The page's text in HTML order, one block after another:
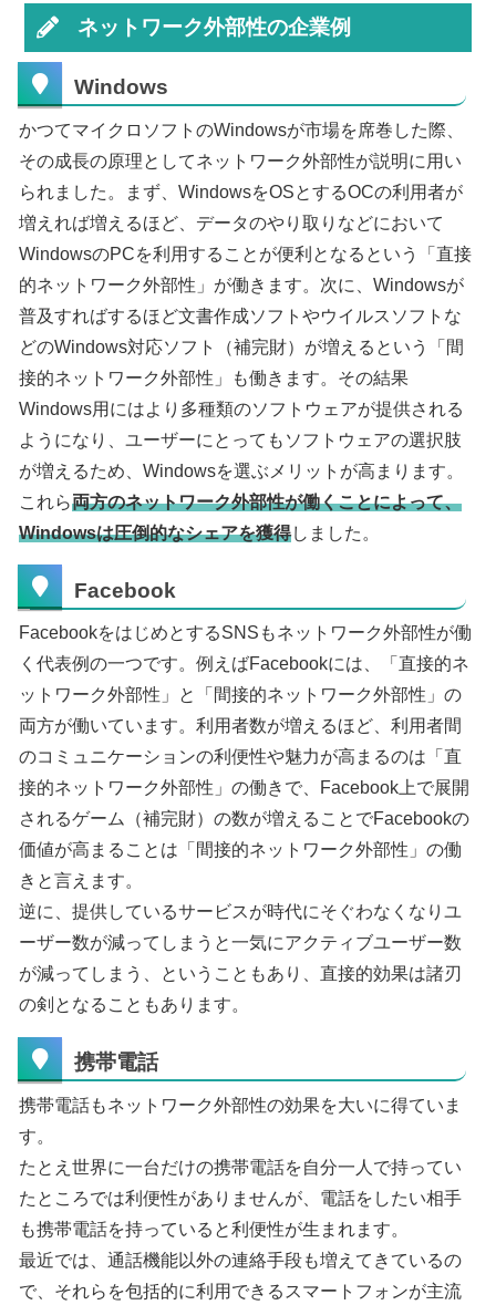
ネットワーク外部性の企業例
Windows
かつてマイクロソフトのWindowsが市場を席巻した際、
その成長の原理としてネットワーク外部性が説明に用い
られました。まず、WindowsをOSとするOCの利用者が
増えれば増えるほど、データのやり取りなどにおいて
WindowsのPCを利用することが便利となるという「直接
的ネットワーク外部性」が働きます。次に、Windowsが
普及すればするほど文書作成ソフトやウイルスソフトな
どのWindows対応ソフト（補完財）が増えるという「間
接的ネットワーク外部性」も働きます。その結果
Windows用にはより多種類のソフトウェアが提供される
ようになり、ユーザーにとってもソフトウェアの選択肢
が増えるため、Windowsを選ぶメリットが高まります。
これら両方のネットワーク外部性が働くことによって、
Windowsは圧倒的なシェアを獲得しました。
Facebook
FacebookをはじめとするSNSもネットワーク外部性が働
く代表例の一つです。例えばFacebookには、「直接的ネ
ットワーク外部性」と「間接的ネットワーク外部性」の
両方が働いています。利用者数が増えるほど、利用者間
のコミュニケーションの利便性や魅力が高まるのは「直
接的ネットワーク外部性」の働きで、Facebook上で展開
されるゲーム（補完財）の数が増えることでFacebookの
価値が高まることは「間接的ネットワーク外部性」の働
きと言えます。
逆に、提供しているサービスが時代にそぐわなくなりユ
ーザー数が減ってしまうと一気にアクティブユーザー数
が減ってしまう、ということもあり、直接的効果は諸刃
の剣となることもあります。
携帯電話
携帯電話もネットワーク外部性の効果を大いに得ていま
す。
たとえ世界に一台だけの携帯電話を自分一人で持ってい
たところでは利便性がありませんが、電話をしたい相手
も携帯電話を持っていると利便性が生まれます。
最近では、通話機能以外の連絡手段も増えてきているの
で、それらを包括的に利用できるスマートフォンが主流